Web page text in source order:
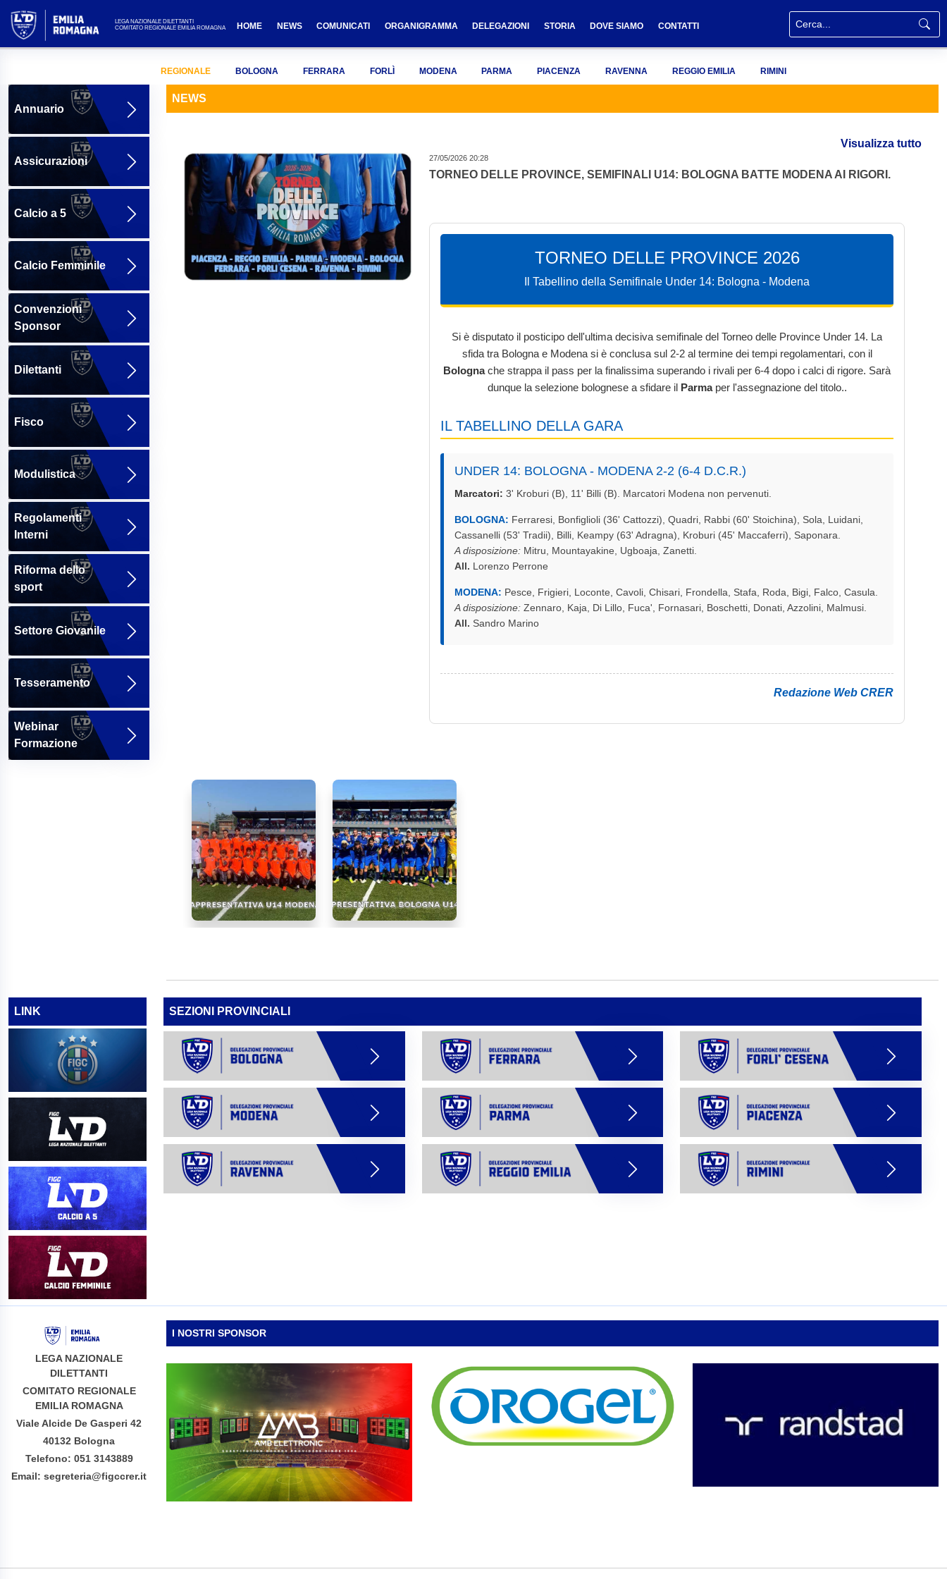
LEGA NAZIONALE DILETTANTI
COMITATO REGIONALE EMILIA ROMAGNA
HOME NEWS COMUNICATI ORGANIGRAMMA DELEGAZIONI STORIA DOVE SIAMO CONTATTI
REGIONALE BOLOGNA FERRARA FORLÌ MODENA PARMA PIACENZA RAVENNA REGGIO EMILIA RIMINI
Annuario
Assicurazioni
Calcio a 5
Calcio Femminile
Convenzioni
Sponsor
Dilettanti
Fisco
Modulistica
Regolamenti
Interni
Riforma dello
sport
Settore Giovanile
Tesseramento
Webinar
Formazione
NEWS
Visualizza tutto
27/05/2026 20:28
TORNEO DELLE PROVINCE, SEMIFINALI U14: BOLOGNA BATTE MODENA AI RIGORI.
TORNEO DELLE PROVINCE 2026
Il Tabellino della Semifinale Under 14: Bologna - Modena
Si è disputato il posticipo dell'ultima decisiva semifinale del Torneo delle Province Under 14. La
sfida tra Bologna e Modena si è conclusa sul 2-2 al termine dei tempi regolamentari, con il
Bolognache strappa il pass per la finalissima superando i rivali per 6-4 dopo i calci di rigore. Sarà
dunque la selezione bolognese a sfidare il Parmaper l'assegnazione del titolo..
IL TABELLINO DELLA GARA
UNDER 14: BOLOGNA - MODENA 2-2 (6-4 D.C.R.)
Marcatori: 3' Kroburi (B), 11' Billi (B). Marcatori Modena non pervenuti.
BOLOGNA: Ferraresi, Bonfiglioli (36' Cattozzi), Quadri, Rabbi (60' Stoichina), Sola, Luidani,
Cassanelli (53' Tradii), Billi, Keampy (63' Adragna), Kroburi (45' Maccaferri), Saponara.
A disposizione: Mitru, Mountayakine, Ugboaja, Zanetti.
All. Lorenzo Perrone
MODENA: Pesce, Frigieri, Loconte, Cavoli, Chisari, Frondella, Stafa, Roda, Bigi, Falco, Casula.
A disposizione: Zennaro, Kaja, Di Lillo, Fuca', Fornasari, Boschetti, Donati, Azzolini, Malmusi.
All. Sandro Marino
Redazione Web CRER
LINK SEZIONI PROVINCIALI
LEGA NAZIONALE
DILETTANTI
COMITATO REGIONALE
EMILIA ROMAGNA
Viale Alcide De Gasperi 42
40132 Bologna
Telefono: 051 3143889
Email: segreteria@figccrer.it
I NOSTRI SPONSOR